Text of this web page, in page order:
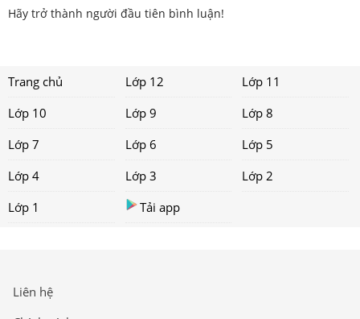
Hãy trở thành người đầu tiên bình luận!
Trang chủ Lớp 12
Lớp 11
Lớp 10
Lớp 9
Lớp 8
Lớp 7
Lớp 6
Lớp 5
Lớp 4
Lớp 3
Lớp 2
Lớp 1
Tải app
Liên hệ